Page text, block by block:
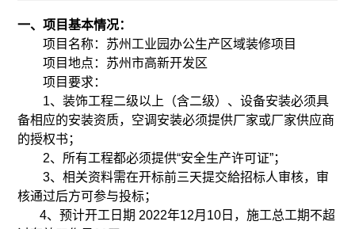
一、项目基本情况：
项目名称：苏州工业园办公生产区域装修项目
项目地点：苏州市高新开发区
项目要求：
1、装饰工程二级以上（含二级）、设备安装必须具
备相应的安装资质，空调安装必须提供厂家或厂家供应商
的授权书；
2、所有工程都必须提供“安全生产许可证”；
3、相关资料需在开标前三天提交給招标人审核，审
核通过后方可参与投标；
4、预计开工日期 2022年12月10日，施工总工期不超